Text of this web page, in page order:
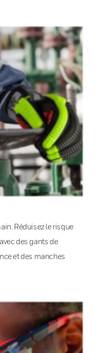
Réduisez le risque
des gants de
et des manches